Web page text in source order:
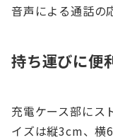
音声による通話の
持ち運びに便
充電ケース部にス
イズは縦3cm、横